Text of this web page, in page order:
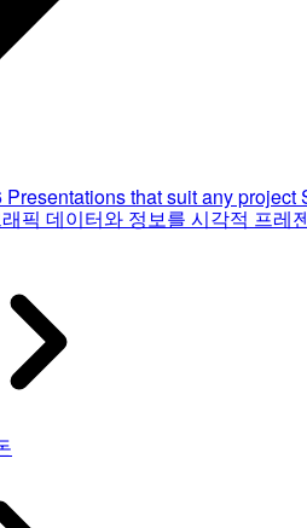
Presentations that suit any project
픽 데이터와 정보를 시각적 프레